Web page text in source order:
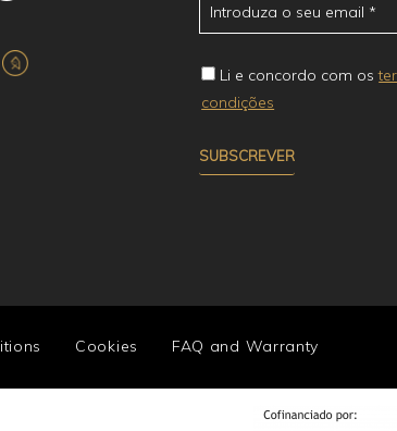
Li e concordo com os
condições
Cookies FAQ and Warranty